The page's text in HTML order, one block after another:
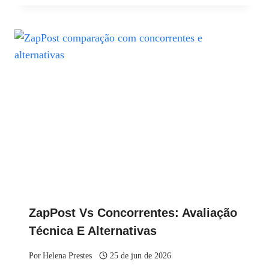
ZapPost Vs Concorrentes: Avaliação
Técnica E Alternativas
PorHelena Prestes 25 de jun de 2026